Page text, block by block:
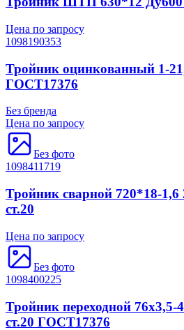
Цена по запросу
1098190353
Тройник оцинкованный 1-
ГОСТ17376
Без бренда
Цена по запросу
Без фото
1098411719
Тройник сварной 720*18-
ст.20
Цена по запросу
Без фото
1098400225
Тройник переходной 76х3,5-
ст.20 ГОСТ17376